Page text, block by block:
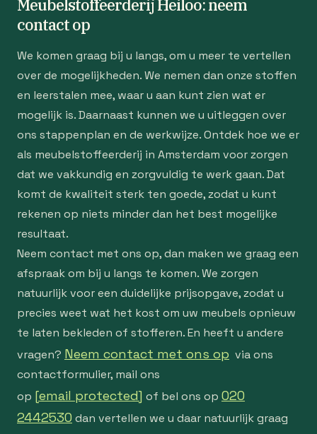
Meubelstoffeerderij Heiloo: neem
contact op
We komen graag bij u langs, om u meer te vertellen
over de mogelijkheden. We nemen dan onze stoffen
en leerstalen mee, waar u aan kunt zien wat er
mogelijk is. Daarnaast kunnen we u uitleggen over
ons stappenplan en de werkwijze. Ontdek hoe we er
als meubelstoffeerderij in Amsterdam voor zorgen
dat we vakkundig en zorgvuldig te werk gaan. Dat
komt de kwaliteit sterk ten goede, zodat u kunt
rekenen op niets minder dan het best mogelijke
resultaat.
Neem contact met ons op, dan maken we graag een
afspraak om bij u langs te komen. We zorgen
natuurlijk voor een duidelijke prijsopgave, zodat u
precies weet wat het kost om uw meubels opnieuw
te laten bekleden of stofferen. En heeft u andere
vragen? Neem contact met ons op via ons
contactformulier, mail ons
op [email protected] of bel ons op 020
2442530 dan vertellen we u daar natuurlijk graag